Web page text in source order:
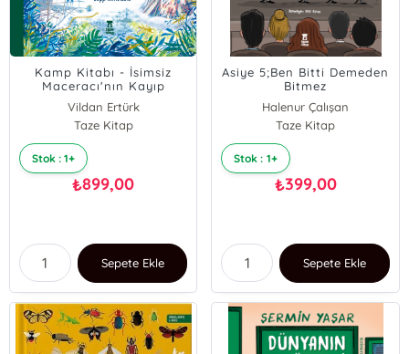
Kamp Kitabı - İsimsiz
Maceracı'nın Kayıp
Defterinden
Vildan Ertürk
Taze Kitap
Stok : 1+
₺899,00
Sepete Ekle
Asiye 5;Ben Bitti Demeden
Bitmez
Halenur Çalışan
Taze Kitap
Stok : 1+
₺399,00
Sepete Ekle